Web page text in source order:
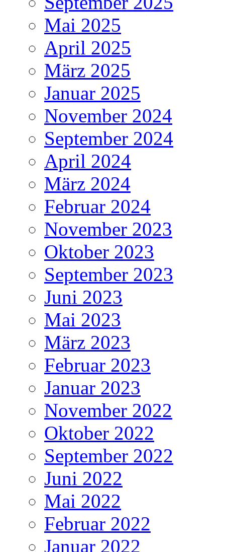
Mai 2025
April 2025
März 2025
Januar 2025
November 2024
September 2024
April 2024
März 2024
Februar 2024
November 2023
Oktober 2023
September 2023
Juni 2023
Mai 2023
März 2023
Februar 2023
Januar 2023
November 2022
Oktober 2022
September 2022
Juni 2022
Mai 2022
Februar 2022
Januar 2022